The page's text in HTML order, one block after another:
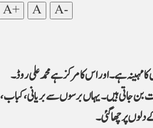
A+ A A-
ہے۔ اور اس کا مرکز ہے محمد علی روڈ۔
بن جاتی ہیں۔ یہاں برسوں سے بریانی، کباب،
پر چھا گئی۔